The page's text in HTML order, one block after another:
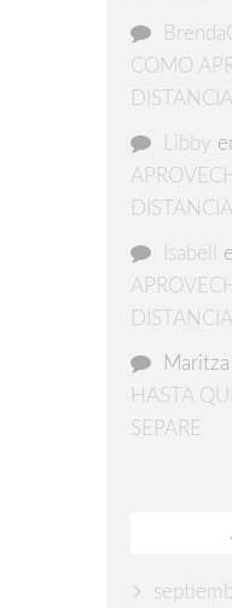
COMO
Libby
Isabell
HASTA
SEPARE